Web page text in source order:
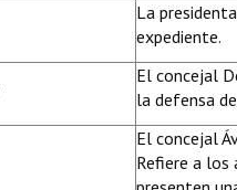
La
expediente.
El concejal
la defensa
El concejal
Refiere a los